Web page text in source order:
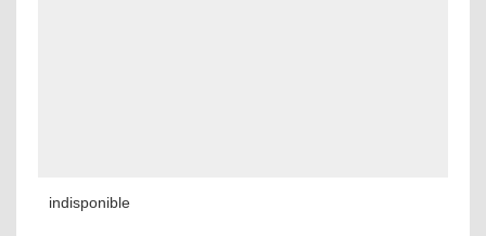
indisponible